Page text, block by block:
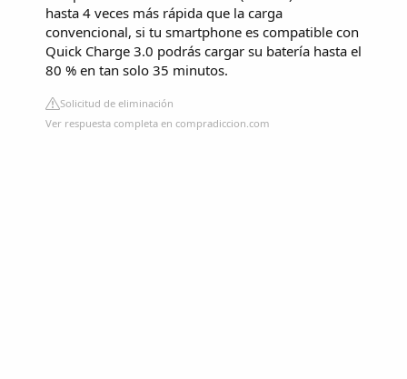
hasta 4 veces más rápida que la carga
convencional, si tu smartphone es compatible con
Quick Charge 3.0 podrás cargar su batería hasta el
80 % en tan solo 35 minutos.
Solicitud de eliminación
Ver respuesta completa en compradiccion.com